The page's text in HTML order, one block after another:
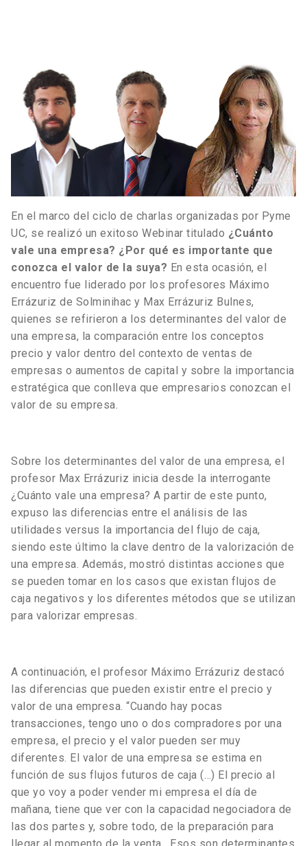
En el marco del ciclo de charlas organizadas por Pyme
UC, se realizó un exitoso Webinar titulado ¿Cuánto
vale una empresa? ¿Por qué es importante que
conozca el valor de la suya? En esta ocasión, el
encuentro fue liderado por los profesores Máximo
Errázuriz de Solminihac y Max Errázuriz Bulnes,
quienes se refirieron a los determinantes del valor de
una empresa, la comparación entre los conceptos
precio y valor dentro del contexto de ventas de
empresas o aumentos de capital y sobre la importancia
estratégica que conlleva que empresarios conozcan el
valor de su empresa.
Sobre los determinantes del valor de una empresa, el
profesor Max Errázuriz inicia desde la interrogante
¿Cuánto vale una empresa? A partir de este punto,
expuso las diferencias entre el análisis de las
utilidades versus la importancia del flujo de caja,
siendo este último la clave dentro de la valorización de
una empresa. Además, mostró distintas acciones que
se pueden tomar en los casos que existan flujos de
caja negativos y los diferentes métodos que se utilizan
para valorizar empresas.
A continuación, el profesor Máximo Errázuriz destacó
las diferencias que pueden existir entre el precio y
valor de una empresa. “Cuando hay pocas
transacciones, tengo uno o dos compradores por una
empresa, el precio y el valor pueden ser muy
diferentes. El valor de una empresa se estima en
función de sus flujos futuros de caja (…) El precio al
que yo voy a poder vender mi empresa el día de
mañana, tiene que ver con la capacidad negociadora de
las dos partes y, sobre todo, de la preparación para